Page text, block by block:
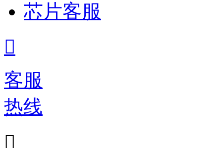
芯片客服

客服
热线
